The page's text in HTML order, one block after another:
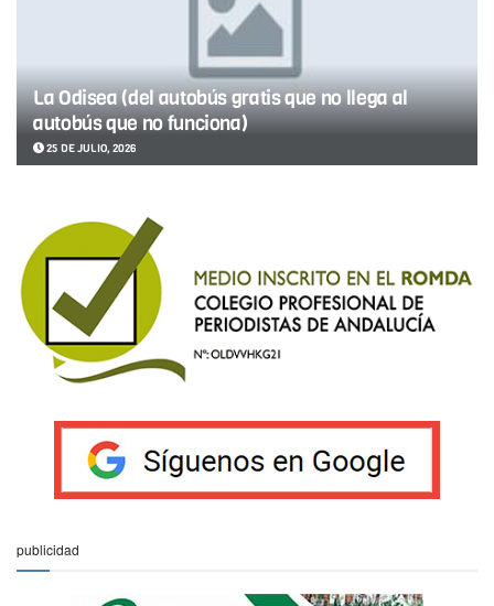
La Odisea (del autobús gratis que no llega al
autobús que no funciona)
25 DE JULIO, 2026
publicidad